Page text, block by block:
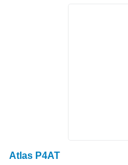
Atlas P4AT